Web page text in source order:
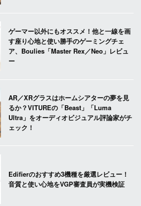
ゲーマー以外にもオススメ！他と一線を画
す座り心地と使い勝手のゲーミングチェ
ア、Boulies「Master Rex／Neo」レビュ
ー
AR／XRグラスはホームシアターの夢を見
るか？VITUREの「Beast」「Luma
Ultra」をオーディオビジュアル評論家がチ
ェック！
Edifierのおすすめ3機種を厳選レビュー！
音質と使い心地をVGP審査員が実機検証